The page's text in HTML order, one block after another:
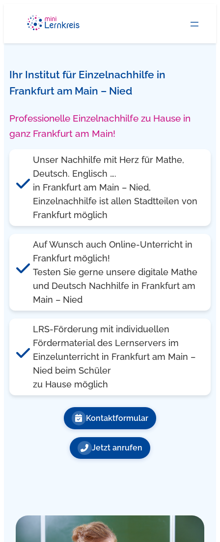
springen
Ihr Institut für Einzelnachhilfe in
Frankfurt am Main – Nied
Professionelle Einzelnachhilfe zu Hause in
ganz Frankfurt am Main!
Unser Nachhilfe mit Herz für Mathe,
Deutsch. Englisch ….
in Frankfurt am Main – Nied,
Einzelnachhilfe ist allen Stadtteilen von
Frankfurt möglich
Auf Wunsch auch Online-Unterricht in
Frankfurt möglich!
Testen Sie gerne unsere digitale Mathe
und Deutsch Nachhilfe in Frankfurt am
Main – Nied
LRS-Förderung mit individuellen
Fördermaterial des Lernservers im
Einzelunterricht in Frankfurt am Main –
Nied beim Schüler
zu Hause möglich
Kontaktformular
Jetzt anrufen